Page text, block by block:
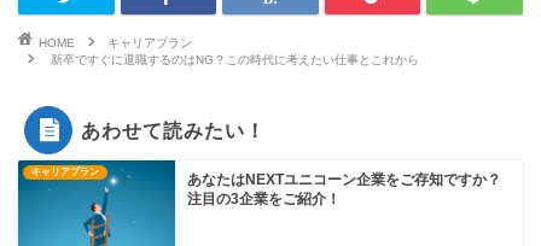
HOME
キャリアプラン
新卒ですぐに退職するのはNG？この時代に考えたい仕事とこれから
あわせて読みたい！
キャリアプラン
あなたはNEXTユニコーン企業をご存知ですか？
注目の3企業をご紹介！